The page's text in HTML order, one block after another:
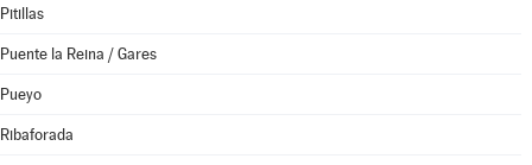
Pitillas
Puente la Reina / Gares
Pueyo
Ribaforada